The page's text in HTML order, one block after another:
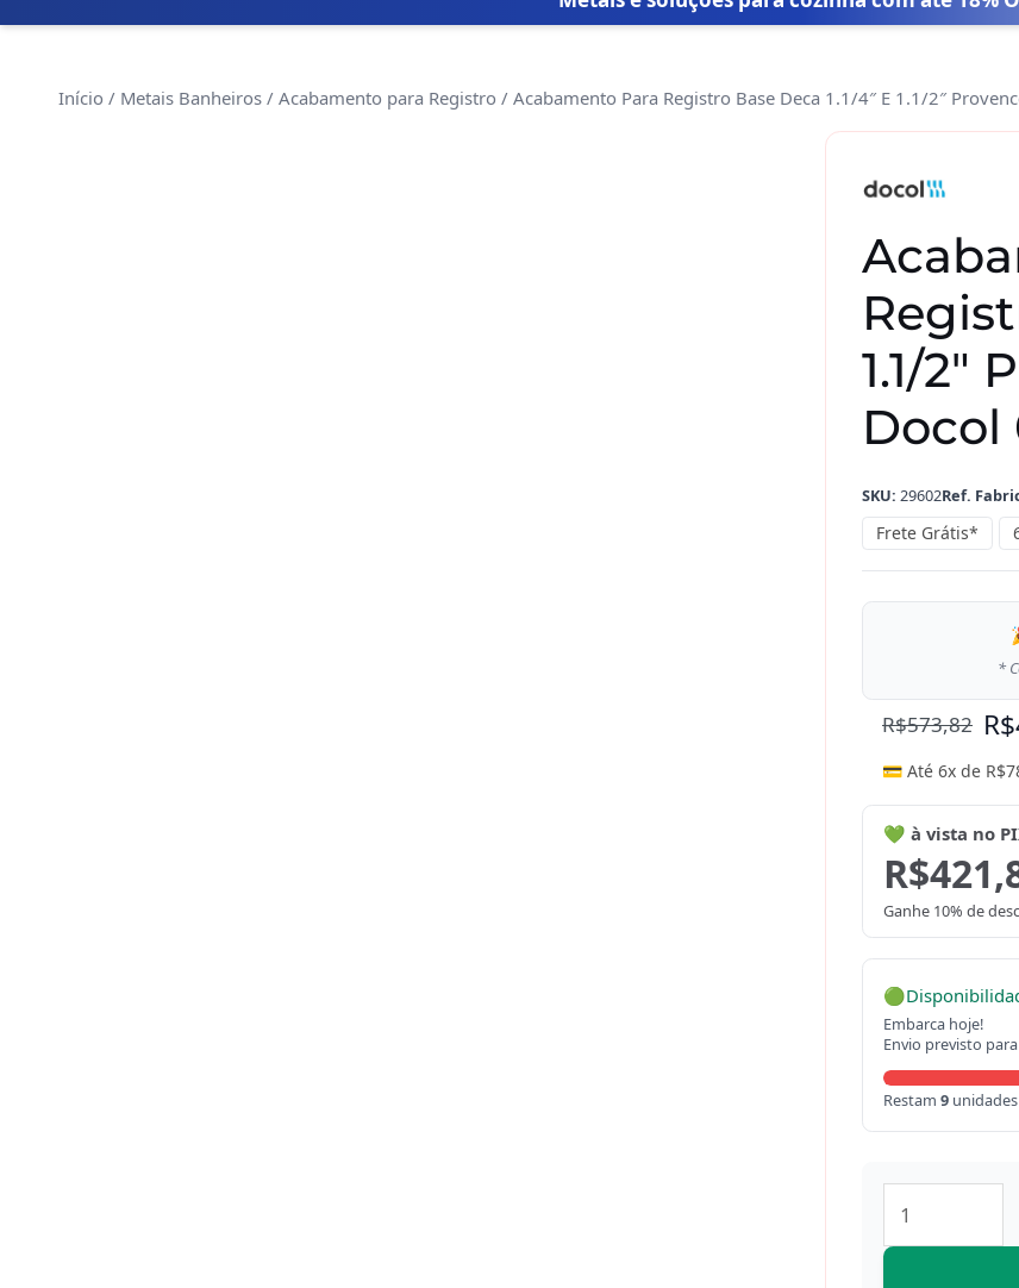
Início / Metais Banheiros / Acabamento para Registro / Acabamento Para Registro Base Deca 1.1/4″ E 1.1/2″
1.1/2″
Docol
SKU: 29602Ref.
Frete Grátis*
*
R$573,82 R$
💳 Até 6x de R$
💚 à vista no
R$
Ganhe 10% de
🟢
Embarca hoje!
Envio previsto
Restam 9
Para
Registro
Deca
1.1/4"
E
1.1/2"
Provence
Cromado
Docol
quantidade